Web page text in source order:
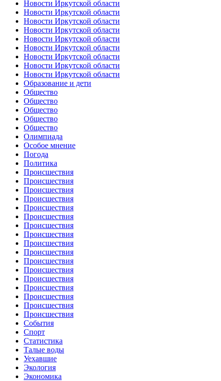
Новости Иркутской области
Новости Иркутской области
Новости Иркутской области
Новости Иркутской области
Новости Иркутской области
Новости Иркутской области
Новости Иркутской области
Новости Иркутской области
Новости Иркутской области
Образование и дети
Общество
Общество
Общество
Общество
Общество
Олимпиада
Особое мнение
Погода
Политика
Происшествия
Происшествия
Происшествия
Происшествия
Происшествия
Происшествия
Происшествия
Происшествия
Происшествия
Происшествия
Происшествия
Происшествия
Происшествия
Происшествия
Происшествия
Происшествия
Происшествия
События
Спорт
Статистика
Талые воды
Уехавшие
Экология
Экономика